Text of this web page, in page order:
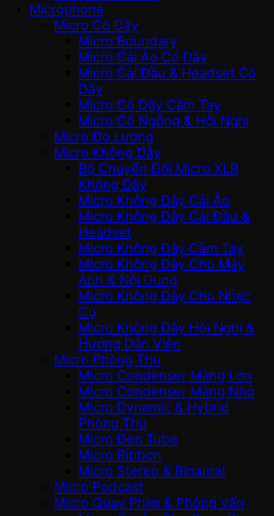
Microphone
Micro Có Dây
Micro Boundary
Micro Cài Áo Có Dây
Micro Cài Đầu & Headset Có
Dây
Micro Có Dây Cầm Tay
Micro Cổ Ngỗng & Hội Nghị
Micro Đo Lường
Micro Không Dây
Bộ Chuyển Đổi Micro XLR
Không Dây
Micro Không Dây Cài Áo
Micro Không Dây Cài Đầu &
Headset
Micro Không Dây Cầm Tay
Micro Không Dây Cho Máy
Ảnh & Nội Dung
Micro Không Dây Cho Nhạc
Cụ
Micro Không Dây Hội Nghị &
Hướng Dẫn Viên
Micro Phòng Thu
Micro Condenser Màng Lớn
Micro Condenser Màng Nhỏ
Micro Dynamic & Hybrid
Phòng Thu
Micro Đèn Tube
Micro Ribbon
Micro Stereo & Binaural
Micro Podcast
Micro Quay Phim & Phỏng Vấn